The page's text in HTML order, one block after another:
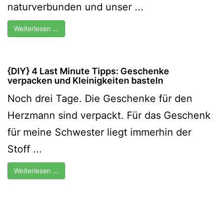
naturverbunden und unser ...
Weiterlesen …
{DIY} 4 Last Minute Tipps: Geschenke
verpacken und Kleinigkeiten basteln
Noch drei Tage. Die Geschenke für den
Herzmann sind verpackt. Für das Geschenk
für meine Schwester liegt immerhin der
Stoff ...
Weiterlesen …